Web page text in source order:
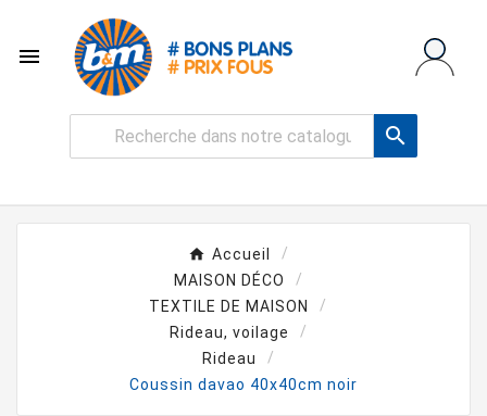


Accueil
MAISON DÉCO
TEXTILE DE MAISON
Rideau, voilage
Rideau
Coussin davao 40x40cm noir